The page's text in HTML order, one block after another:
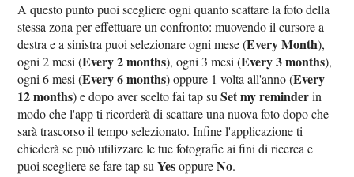
A questo punto puoi scegliere ogni quanto scattare la foto della
stessa zona per effettuare un confronto: muovendo il cursore a
destra e a sinistra puoi selezionare ogni mese (Every Month),
ogni 2 mesi (Every 2 months), ogni 3 mesi (Every 3 months),
ogni 6 mesi (Every 6 months) oppure 1 volta all'anno (Every
12 months) e dopo aver scelto fai tap suSet my reminderin
modo che l'app ti ricorderà di scattare una nuova foto dopo che
sarà trascorso il tempo selezionato. Infine l'applicazione ti
chiederà se può utilizzare le tue fotografie ai fini di ricerca e
puoi scegliere se fare tap suYesoppureNo.